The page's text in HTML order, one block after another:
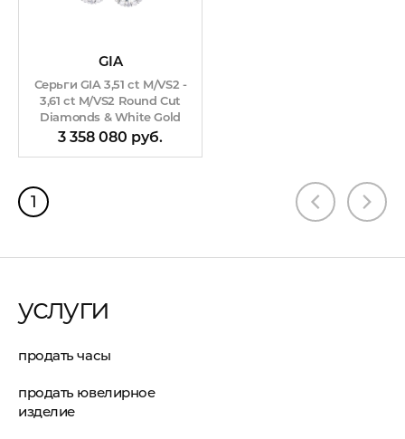
GIA
Серьги GIA 3,51 ct M/VS2 -
3,61 ct M/VS2 Round Cut
Diamonds & White Gold
3 358 080 руб.
1
услуги
продать часы
продать ювелирное
изделие